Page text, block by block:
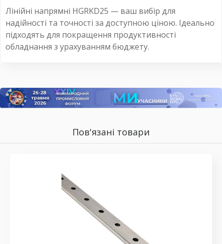
Лінійні напрямні HGRKD25 — ваш вибір для
надійності та точності за доступною ціною. Ідеально
підходять для покращення продуктивності
обладнання з урахуванням бюджету.
Пов'язані товари